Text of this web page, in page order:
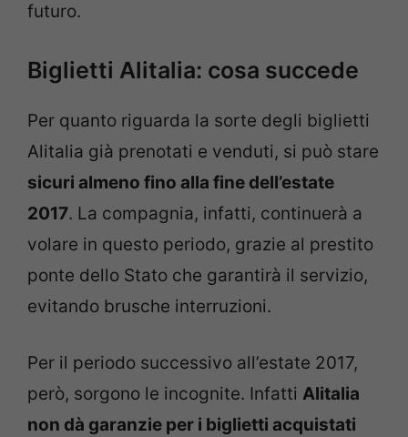
futuro.
Biglietti Alitalia: cosa succede
Per quanto riguarda la sorte degli biglietti
Alitalia già prenotati e venduti, si può stare
sicuri almeno fino alla fine dell’estate
2017. La compagnia, infatti, continuerà a
volare in questo periodo, grazie al prestito
ponte dello Stato che garantirà il servizio,
evitando brusche interruzioni.
Per il periodo successivo all’estate 2017,
però, sorgono le incognite. Infatti Alitalia
non dà garanzie per i biglietti acquistati